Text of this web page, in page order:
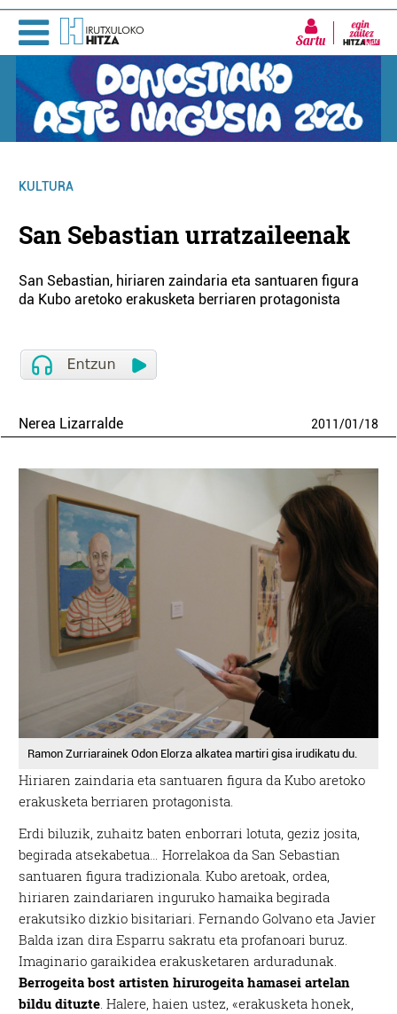
Sartu
KULTURA
San Sebastian urratzaileenak
San Sebastian, hiriaren zaindaria eta santuaren figura
da Kubo aretoko erakusketa berriaren protagonista
Nerea Lizarralde 2011/01/18
Ramon Zurriarainek Odon Elorza alkatea martiri gisa irudikatu du.
Hiriaren zaindaria eta santuaren figura da Kubo aretoko
erakusketa berriaren protagonista.
Erdi biluzik, zuhaitz baten enborrari lotuta, geziz josita,
begirada atsekabetua… Horrelakoa da San Sebastian
santuaren figura tradizionala. Kubo aretoak, ordea,
hiriaren zaindariaren inguruko hamaika begirada
erakutsiko dizkio bisitariari. Fernando Golvano eta Javier
Balda izan dira Esparru sakratu eta profanoari buruz.
Imaginario garaikidea erakusketaren arduradunak.
Berrogeita bost artisten hirurogeita hamasei artelan
bildu dituzte. Halere, haien ustez, «erakusketa honek,